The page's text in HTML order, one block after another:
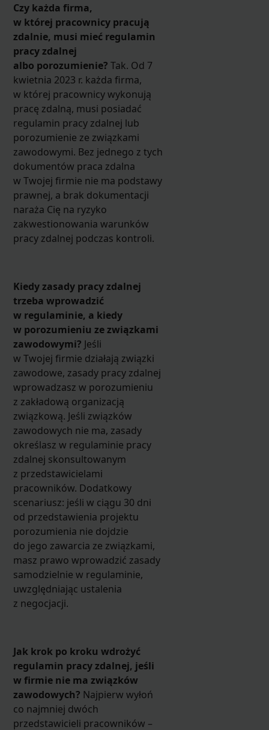
Czy każda firma,
w której pracownicy pracują
zdalnie, musi mieć regulamin
pracy zdalnej
albo porozumienie? Tak. Od 7
kwietnia 2023 r. każda firma,
w której pracownicy wykonują
pracę zdalną, musi posiadać
regulamin pracy zdalnej lub
porozumienie ze związkami
zawodowymi. Bez jednego z tych
dokumentów praca zdalna
w Twojej firmie nie ma podstawy
prawnej, a brak dokumentacji
naraża Cię na ryzyko
zakwestionowania warunków
pracy zdalnej podczas kontroli.
Kiedy zasady pracy zdalnej
trzeba wprowadzić
w regulaminie, a kiedy
w porozumieniu ze związkami
zawodowymi? Jeśli
w Twojej firmie działają związki
zawodowe, zasady pracy zdalnej
wprowadzasz w porozumieniu
z zakładową organizacją
związkową. Jeśli związków
zawodowych nie ma, zasady
określasz w regulaminie pracy
zdalnej skonsultowanym
z przedstawicielami
pracowników. Dodatkowy
scenariusz: jeśli w ciągu 30 dni
od przedstawienia projektu
porozumienia nie dojdzie
do jego zawarcia ze związkami,
masz prawo wprowadzić zasady
samodzielnie w regulaminie,
uwzględniając ustalenia
z negocjacji.
Jak krok po kroku wdrożyć
regulamin pracy zdalnej, jeśli
w firmie nie ma związków
zawodowych? Najpierw wyłoń
co najmniej dwóch
przedstawicieli pracowników –